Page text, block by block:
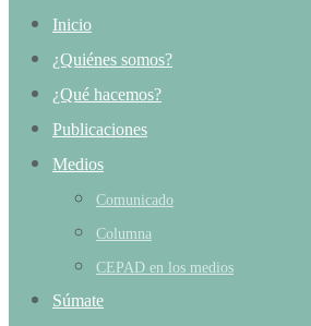
Inicio
¿Quiénes somos?
¿Qué hacemos?
Publicaciones
Medios
Comunicado
Columna
CEPAD en los medios
Súmate